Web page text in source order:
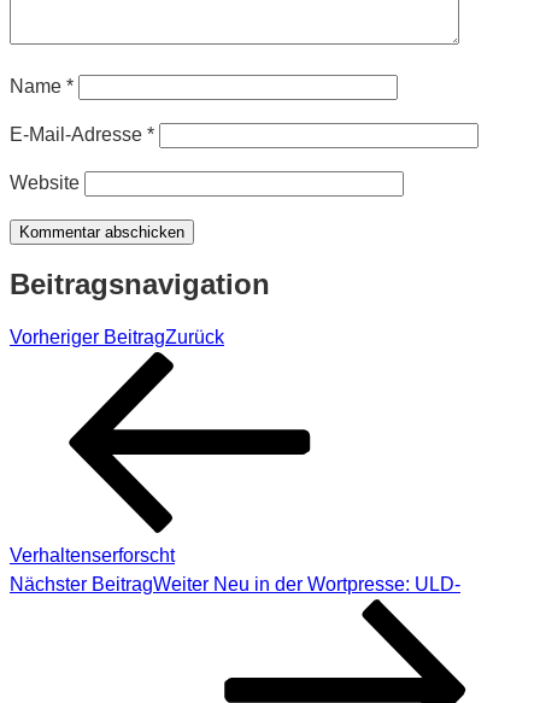
Name *
E-Mail-Adresse *
Website
Beitragsnavigation
Vorheriger BeitragZurück
Verhaltenserforscht
Nächster BeitragWeiter Neu in der Wortpresse: ULD-